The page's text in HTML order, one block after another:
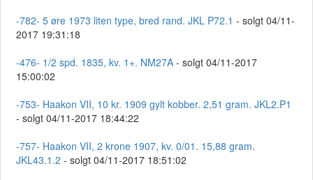
-782- 5 øre 1973 liten type, bred rand. JKL P72.1 - solgt 04/11-
2017 19:31:18
-476- 1/2 spd. 1835, kv. 1+. NM27A - solgt 04/11-2017
15:00:02
-753- Haakon VII, 10 kr. 1909 gylt kobber. 2,51 gram. JKL2.P1
- solgt 04/11-2017 18:44:22
-757- Haakon VII, 2 krone 1907, kv. 0/01. 15,88 gram.
JKL43.1.2 - solgt 04/11-2017 18:51:02